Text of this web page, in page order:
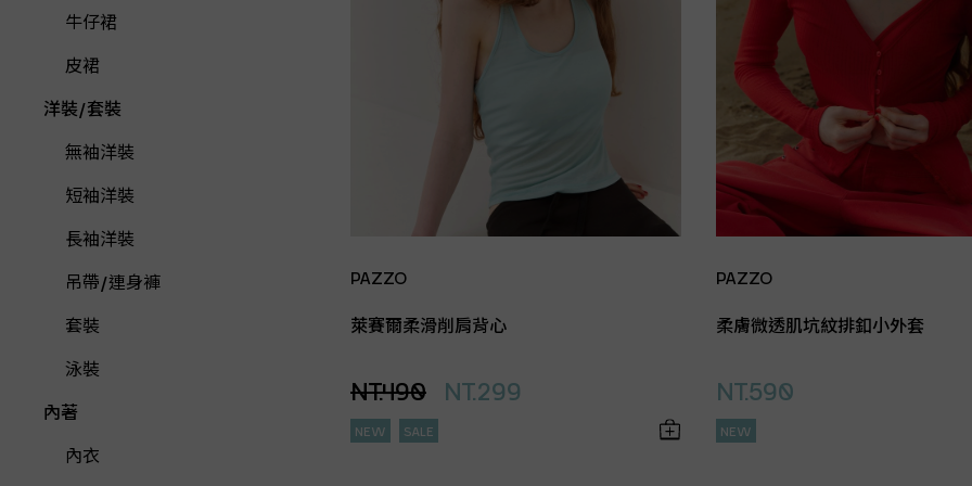
牛仔裙
皮裙
洋裝/套裝
無袖洋裝
短袖洋裝
長袖洋裝
吊帶/連身褲
套裝
泳裝
內著
內衣
PAZZO
萊賽爾柔滑削肩背心
NT.490 NT.299
NEW SALE
PAZZO
柔膚微透肌坑紋排釦小外套
NT.590
NEW